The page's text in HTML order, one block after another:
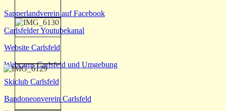
Sapperlandverein auf Facebook
Carlsfelder Youtubekanal
Website Carlsfeld
Webcams Carlsfeld und Umgebung
Skiclub Carlsfeld
Bandoneonverein Carlsfeld